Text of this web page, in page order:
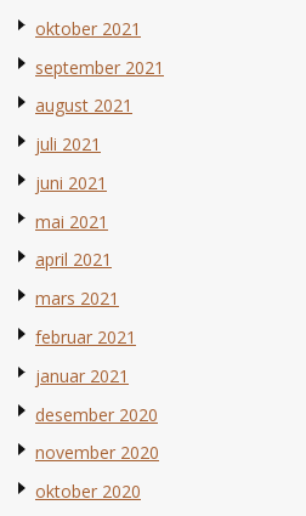
oktober 2021
september 2021
august 2021
juli 2021
juni 2021
mai 2021
april 2021
mars 2021
februar 2021
januar 2021
desember 2020
november 2020
oktober 2020